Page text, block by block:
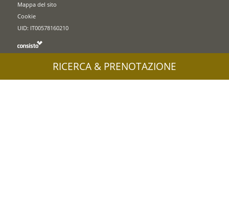
Mappa del sito
Cookie
UID: IT00578160210
RICERCA & PRENOTAZIONE